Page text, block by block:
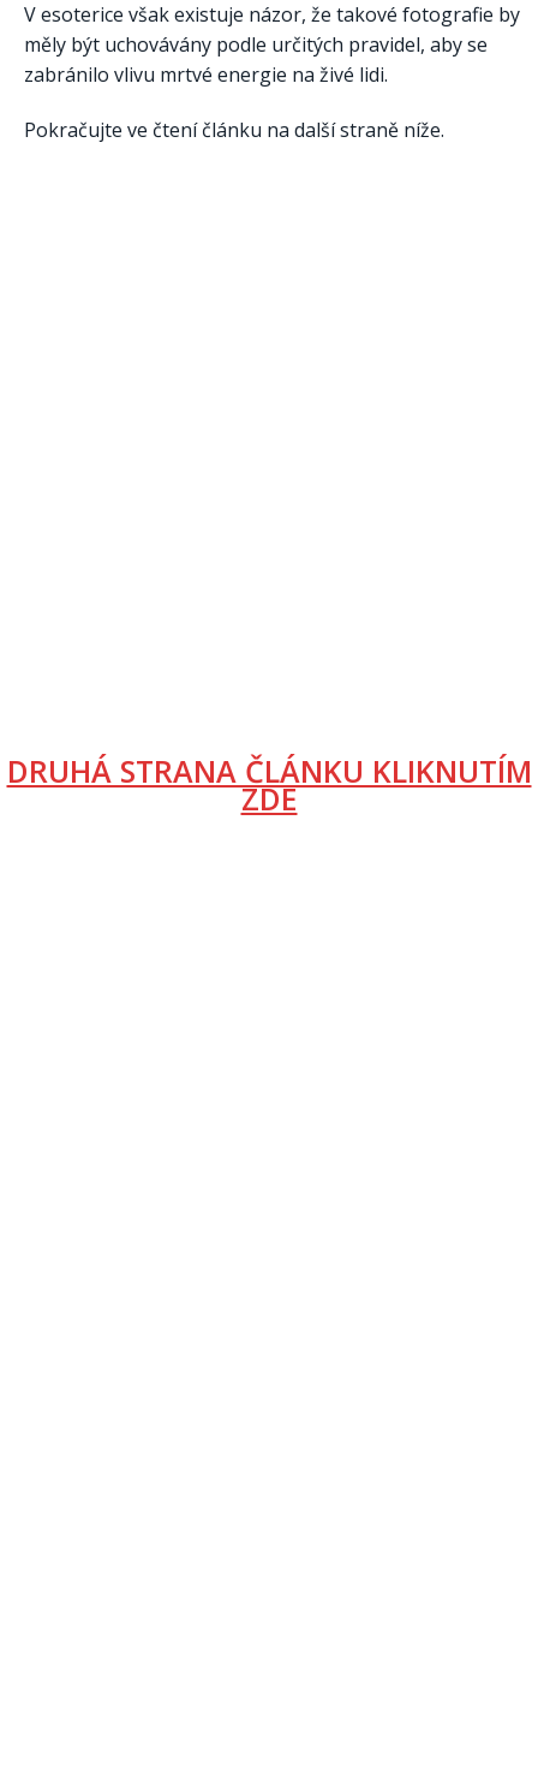
V esoterice však existuje názor, že takové fotografie by
měly být uchovávány podle určitých pravidel, aby se
zabránilo vlivu mrtvé energie na živé lidi.
Pokračujte ve čtení článku na další straně níže.
DRUHÁ STRANA ČLÁNKU KLIKNUTÍM
ZDE